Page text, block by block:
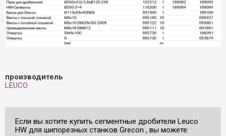
производитель
LEUCO
Если вы хотите купить сегментные дробители Leuco
HW для шипорезных станков Grecon , вы можете: